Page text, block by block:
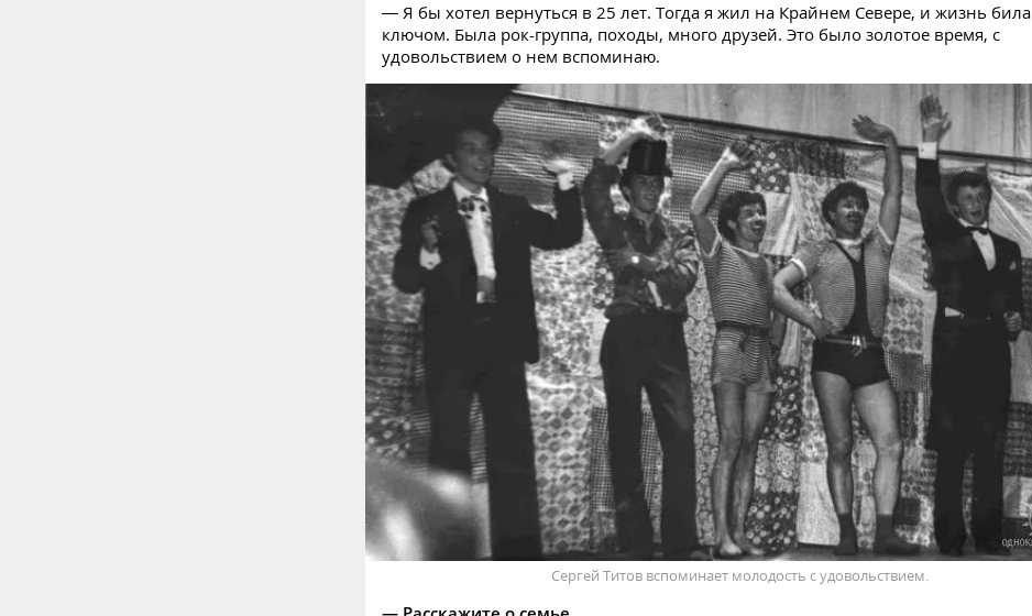
— Я бы хотел вернуться в 25 лет. Тогда я жил на Крайнем Севере, и жизнь била
ключом. Была рок-группа, походы, много друзей. Это было золотое время, с
удовольствием о нем вспоминаю.
Сергей Титов вспоминает молодость с удовольствием.